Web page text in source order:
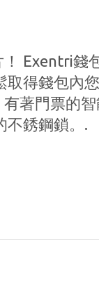
Exentri錢
取得錢包內
著門票的
不銹鋼鎖。.